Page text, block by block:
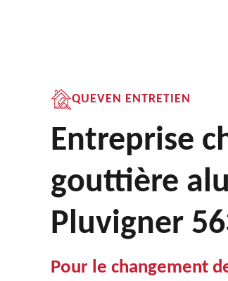
QUEVEN ENTRETIEN
Entreprise
gouttière
Pluvigner
Pour le changement